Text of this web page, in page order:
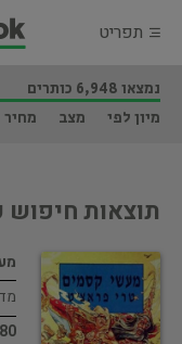
תפריט
נמצאו 6,948 כותרים
מיון לפי
מצב מחיר
תוצאות חיפוש
80 ₪